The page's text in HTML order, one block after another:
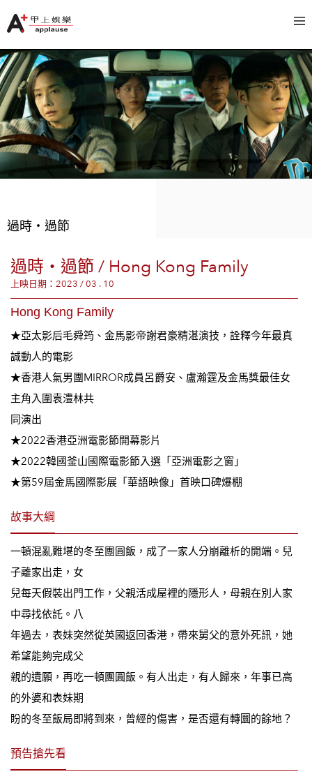
過時‧過節
過時‧過節 / Hong Kong Family
上映日期：2023 / 03 . 10
Hong Kong Family
★亞太影后毛舜筠、金馬影帝謝君豪精湛演技，詮釋今年最真
誠動人的電影
★香港人氣男團MIRROR成員呂爵安、盧瀚霆及金馬獎最佳女
主角入圍袁澧林共
同演出
★2022香港亞洲電影節開幕影片
★2022韓國釜山國際電影節入選「亞洲電影之窗」
★第59屆金馬國際影展「華語映像」首映口碑爆棚
故事大綱
一頓混亂難堪的冬至團圓飯，成了一家人分崩離析的開端。兒
子離家出走，女
兒每天假裝出門工作，父親活成屋裡的隱形人，母親在別人家
中尋找依託。八
年過去，表妹突然從英國返回香港，帶來舅父的意外死訊，她
希望能夠完成父
親的遺願，再吃一頓團圓飯。有人出走，有人歸來，年事已高
的外婆和表妹期
盼的冬至飯局即將到來，曾經的傷害，是否還有轉圜的餘地？
預告搶先看